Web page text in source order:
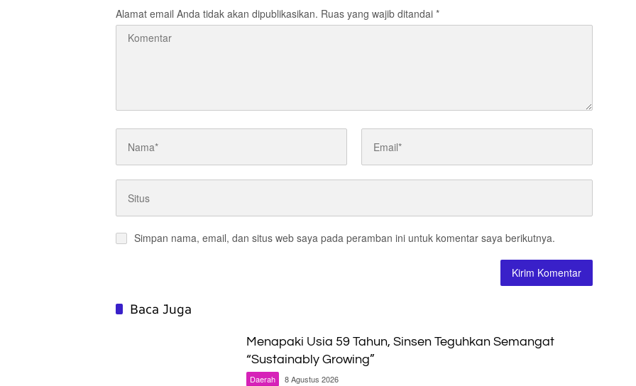
Alamat email Anda tidak akan dipublikasikan. Ruas yang wajib ditandai *
Simpan nama, email, dan situs web saya pada peramban ini untuk komentar saya berikutnya.
Baca Juga
Menapaki Usia 59 Tahun, Sinsen Teguhkan Semangat
“Sustainably Growing”
Daerah 8 Agustus 2026